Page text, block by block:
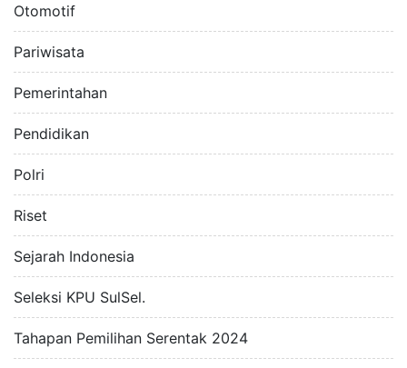
Otomotif
Pariwisata
Pemerintahan
Pendidikan
Polri
Riset
Sejarah Indonesia
Seleksi KPU SulSel.
Tahapan Pemilihan Serentak 2024